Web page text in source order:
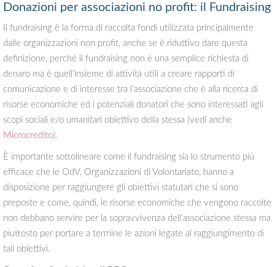
Donazioni per associazioni no profit: il Fundraising
Il fundraising è la forma di raccolta fondi utilizzata principalmente
dalle organizzazioni non profit, anche se è riduttivo dare questa
definizione, perché il fundraising non è una semplice richiesta di
denaro ma è quell’insieme di attività utili a creare rapporti di
comunicazione e di interesse tra l’associazione che è alla ricerca di
risorse economiche ed i potenziali donatori che sono interessati agli
scopi sociali e/o umanitari obiettivo della stessa (vedi anche
Microcredito).
È importante sottolineare come il fundraising sia lo strumento più
efficace che le OdV, Organizzazioni di Volontariato, hanno a
disposizione per raggiungere gli obiettivi statutari che si sono
preposte e come, quindi, le risorse economiche che vengono raccolte
non debbano servire per la sopravvivenza dell’associazione stessa ma
piuttosto per portare a termine le azioni legate al raggiungimento di
tali obiettivi.